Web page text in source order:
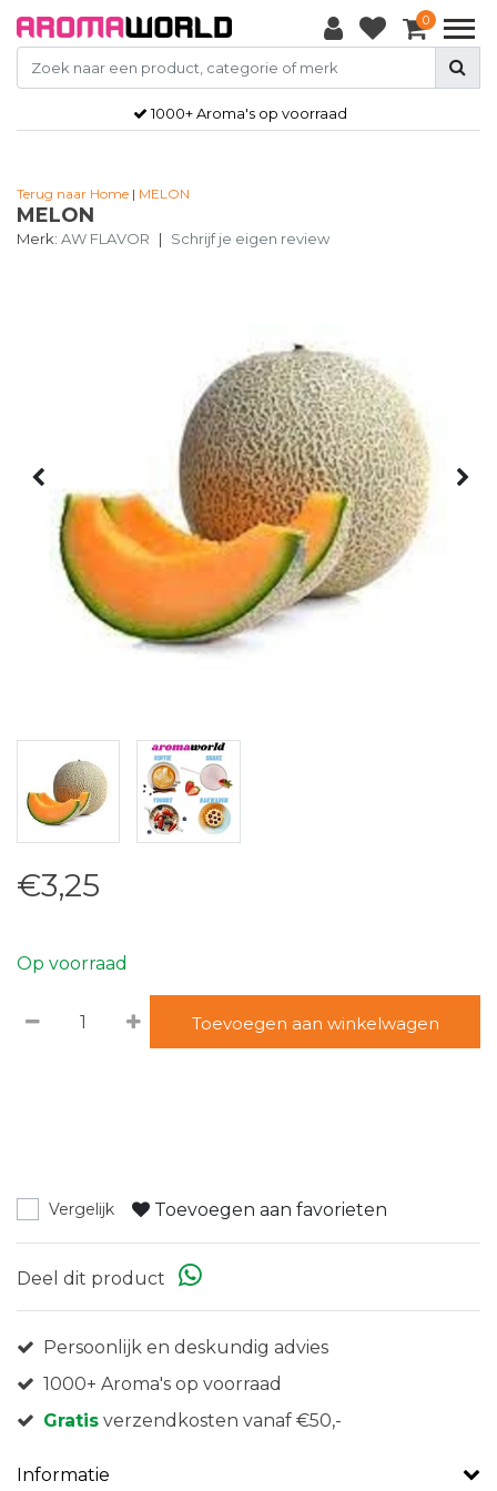
0
1000+ Aroma's op voorraad
Terug naar Home | MELON
MELON
Merk: AW FLAVOR | Schrijf je eigen review
€3,25
Op voorraad
Toevoegen aan winkelwagen
Vergelijk Toevoegen aan favorieten
Deel dit product
Persoonlijk en deskundig advies
1000+ Aroma's op voorraad
Gratis verzendkosten vanaf €50,-
Informatie